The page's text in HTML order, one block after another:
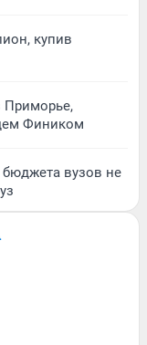
купив
Фиником
бюджета вузов не